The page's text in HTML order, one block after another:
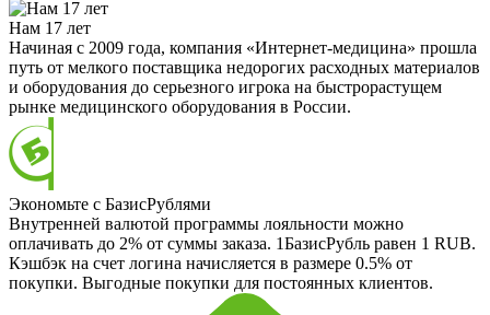
Нам 17 лет
Начиная с 2009 года, компания «Интернет-медицина» прошла
путь от мелкого поставщика недорогих расходных материалов
и оборудования до серьезного игрока на быстрорастущем
рынке медицинского оборудования в России.
Экономьте с БазисРублями
Внутренней валютой программы лояльности можно
оплачивать до 2% от суммы заказа. 1БазисРубль равен 1 RUB.
Кэшбэк на счет логина начисляется в размере 0.5% от
покупки. Выгодные покупки для постоянных клиентов.